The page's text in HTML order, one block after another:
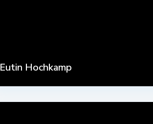
Eutin Hochkamp